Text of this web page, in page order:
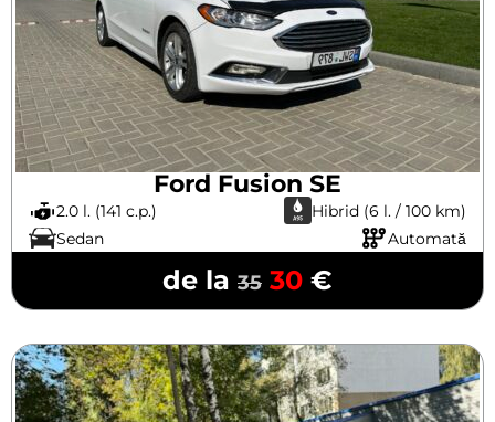
Ford Fusion SE
2.0 l. (141 c.p.)
Hibrid (6 l. / 100 km)
Sedan
Automată
de la 35 30 €